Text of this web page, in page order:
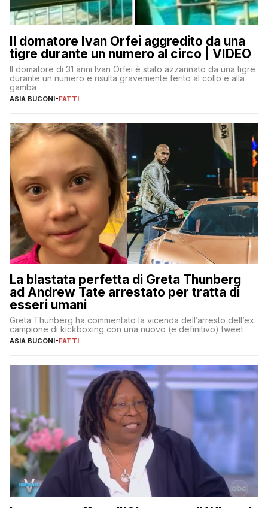
Il domatore Ivan Orfei aggredito da una
tigre durante un numero al circo | VIDEO
Il domatore di 31 anni Ivan Orfei è stato azzannato da una tigre
durante un numero e risulta gravemente ferito al collo e alla
gamba
ASIA BUCONI-FATTI
La blastata perfetta di Greta Thunberg
ad Andrew Tate arrestato per tratta di
esseri umani
Greta Thunberg ha commentato la vicenda dell’arresto dell’ex
campione di kickboxing con una nuovo (e definitivo) tweet
ASIA BUCONI-FATTI